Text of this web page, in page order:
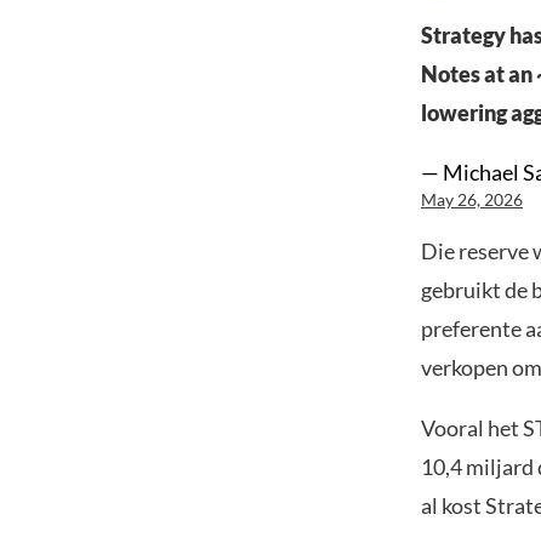
Strategy
Notes at an
lowering
— Michael
May 26, 2026
Die reserve
gebruikt de
preferente
verkopen
Vooral het
10,4 miljard
al kost